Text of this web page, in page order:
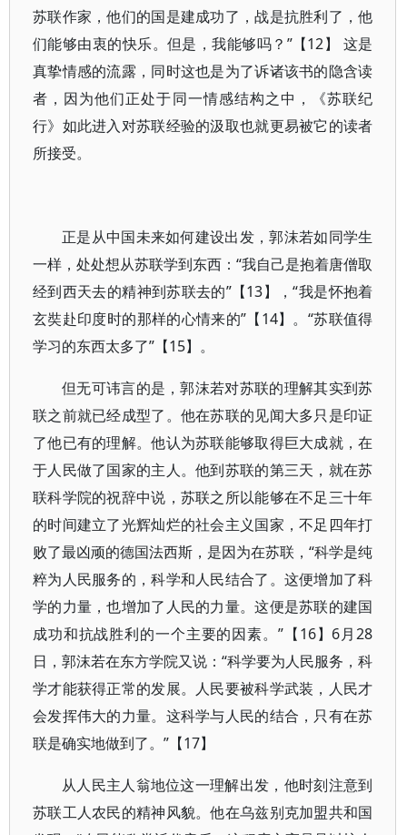
苏联作家，他们的国是建成功了，战是抗胜利了，他
们能够由衷的快乐。但是，我能够吗？”【12】 这是
真挚情感的流露，同时这也是为了诉诸该书的隐含读
者，因为他们正处于同一情感结构之中，《苏联纪
行》如此进入对苏联经验的汲取也就更易被它的读者
所接受。
正是从中国未来如何建设出发，郭沫若如同学生
一样，处处想从苏联学到东西：“我自己是抱着唐僧取
经到西天去的精神到苏联去的”【13】，“我是怀抱着
玄奘赴印度时的那样的心情来的”【14】。“苏联值得
学习的东西太多了”【15】。
但无可讳言的是，郭沫若对苏联的理解其实到苏
联之前就已经成型了。他在苏联的见闻大多只是印证
了他已有的理解。他认为苏联能够取得巨大成就，在
于人民做了国家的主人。他到苏联的第三天，就在苏
联科学院的祝辞中说，苏联之所以能够在不足三十年
的时间建立了光辉灿烂的社会主义国家，不足四年打
败了最凶顽的德国法西斯，是因为在苏联，“科学是纯
粹为人民服务的，科学和人民结合了。这便增加了科
学的力量，也增加了人民的力量。这便是苏联的建国
成功和抗战胜利的一个主要的因素。”【16】6月28
日，郭沫若在东方学院又说：“科学要为人民服务，科
学才能获得正常的发展。人民要被科学武装，人民才
会发挥伟大的力量。这科学与人民的结合，只有在苏
联是确实地做到了。”【17】
从人民主人翁地位这一理解出发，他时刻注意到
苏联工人农民的精神风貌。他在乌兹别克加盟共和国